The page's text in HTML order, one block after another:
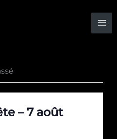
– 7 août